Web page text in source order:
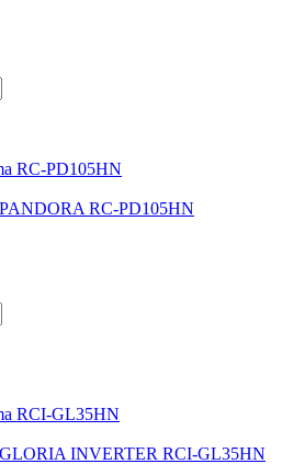
RC-PD105HN
INVERTER RCI-GL35HN